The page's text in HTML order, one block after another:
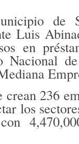
de
Luis
en
Nacional
crean 236
los